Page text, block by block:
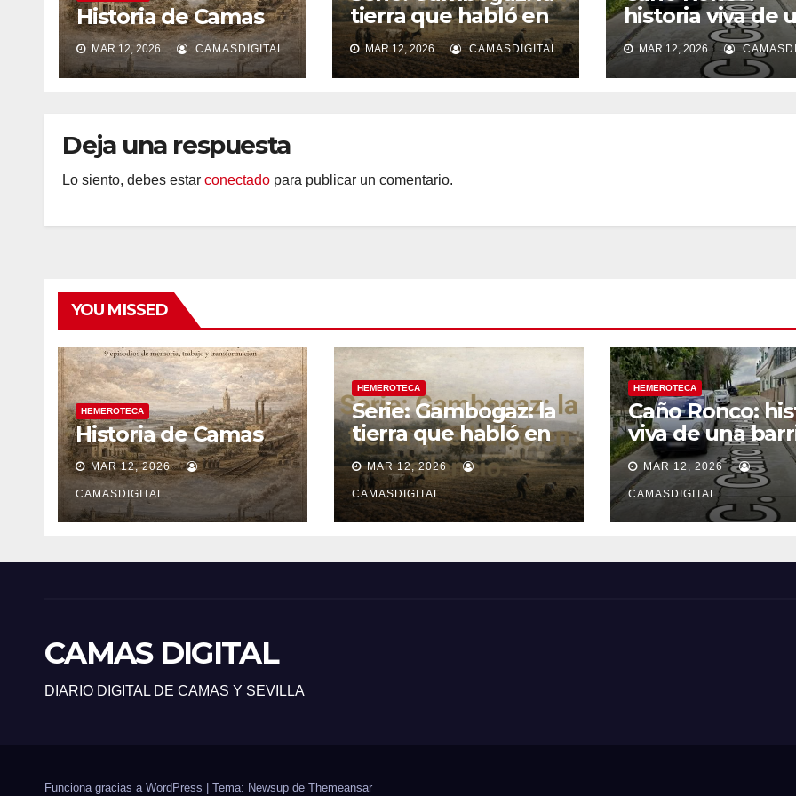
Historia de Camas
MAR 12, 2026 CAMASDIGITAL
tierra que habló en
silencio.
MAR 12, 2026 CAMASDIGITAL
historia viva de
barriada
Camas
MAR 12, 2026
Deja una respuesta
Lo siento, debes estar conectado para publicar un comentario.
YOU MISSED
HEMEROTECA
Historia de Camas
MAR 12, 2026
CAMASDIGITAL
HEMEROTECA
Serie: Gambogaz: la
tierra que habló en
silencio.
MAR 12, 2026
CAMASDIGITAL
HEMEROTECA
Caño Ronco:
viva de una
popular de
MAR 12, 2026
CAMASDIGITAL
CAMAS DIGITAL
DIARIO DIGITAL DE CAMAS Y SEVILLA
Funciona gracias a WordPress Tema: Newsup de Themeansar